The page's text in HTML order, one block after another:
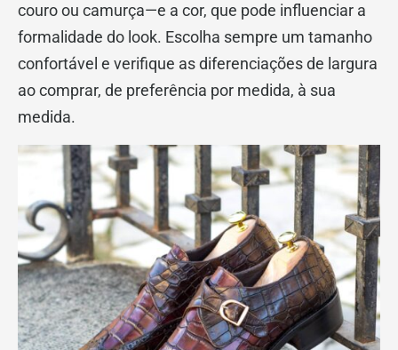
couro ou camurça—e a cor, que pode influenciar a
formalidade do look. Escolha sempre um tamanho
confortável e verifique as diferenciações de largura
ao comprar, de preferência por medida, à sua
medida.